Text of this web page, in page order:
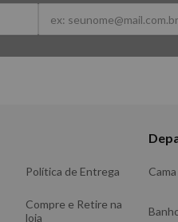
Política de Entrega
Compre e Retire na
loja
Cama